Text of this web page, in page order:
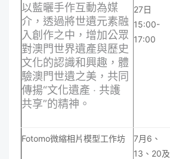
以藍曬手作互動為媒
介，透過將世遺元素融
入創作之中，增加公眾
對澳門世界遺產與歷史
文化的認識和興趣，體
驗澳門世遺之美，共同
傳揚“文化遺產 ‧ 共護
共享”的精神。
27日
15:00-
17:00
Fotomo微縮相片模型工作坊
7月6、
13、20及